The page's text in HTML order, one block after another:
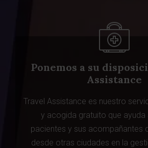
Ponemos a su
Assistance
Travel Assistance es nuestro
y acogida gratuito que
pacientes y sus acompañantes
desde otras ciudades en la